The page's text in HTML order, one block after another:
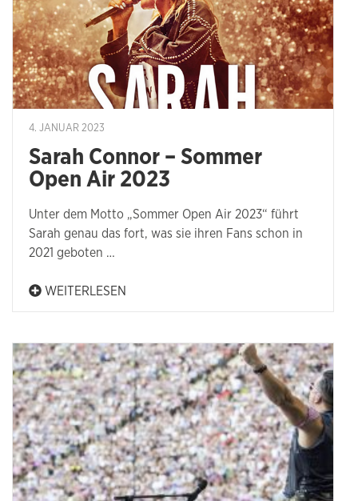
4. JANUAR 2023
Sarah Connor – Sommer
Open Air 2023
Unter dem Motto „Sommer Open Air 2023“ führt
Sarah genau das fort, was sie ihren Fans schon in
2021 geboten …
WEITERLESEN